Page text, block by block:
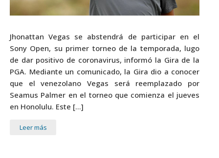
Jhonattan Vegas se abstendrá de participar en el
Sony Open, su primer torneo de la temporada, lugo
de dar positivo de coronavirus, informó la Gira de la
PGA. Mediante un comunicado, la Gira dio a conocer
que el venezolano Vegas será reemplazado por
Seamus Palmer en el torneo que comienza el jueves
en Honolulu. Este […]
Leer más